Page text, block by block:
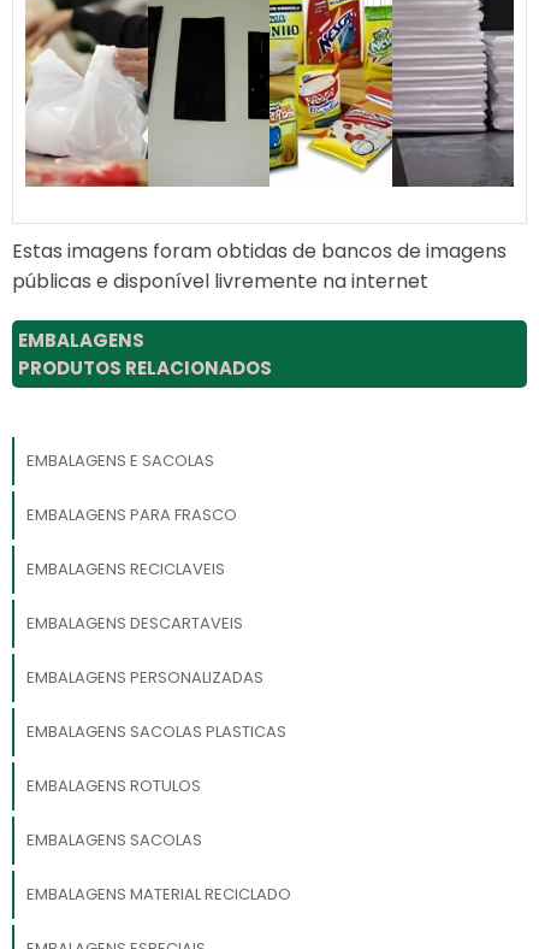
Estas imagens foram obtidas de bancos de imagens
públicas e disponível livremente na internet
EMBALAGENS
PRODUTOS RELACIONADOS
EMBALAGENS E SACOLAS
EMBALAGENS PARA FRASCO
EMBALAGENS RECICLAVEIS
EMBALAGENS DESCARTAVEIS
EMBALAGENS PERSONALIZADAS
EMBALAGENS SACOLAS PLASTICAS
EMBALAGENS ROTULOS
EMBALAGENS SACOLAS
EMBALAGENS MATERIAL RECICLADO